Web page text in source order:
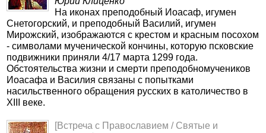
На иконах преподобный Иоасаф, игумен
Снетогорский, и преподобный Василий, игумен
Мирожский, изображаются с крестом и красным посохом
- символами мученической кончины, которую псковские
подвижники приняли 4/17 марта 1299 года.
Обстоятельства жизни и смерти преподобномучеников
Иоасафа и Василия связаны с попытками
насильственного обращения русских в католичество в
XIII веке.
[Встреча с Православием / Святые и